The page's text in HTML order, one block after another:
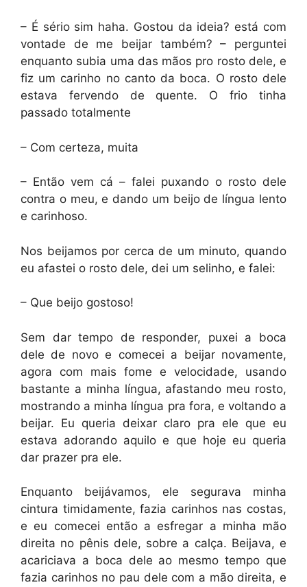
– É sério sim haha. Gostou da ideia? está com
vontade de me beijar também? – perguntei
enquanto subia uma das mãos pro rosto dele, e
fiz um carinho no canto da boca. O rosto dele
estava fervendo de quente. O frio tinha
passado totalmente
– Com certeza, muita
– Então vem cá – falei puxando o rosto dele
contra o meu, e dando um beijo de língua lento
e carinhoso.
Nos beijamos por cerca de um minuto, quando
eu afastei o rosto dele, dei um selinho, e falei:
– Que beijo gostoso!
Sem dar tempo de responder, puxei a boca
dele de novo e comecei a beijar novamente,
agora com mais fome e velocidade, usando
bastante a minha língua, afastando meu rosto,
mostrando a minha língua pra fora, e voltando a
beijar. Eu queria deixar claro pra ele que eu
estava adorando aquilo e que hoje eu queria
dar prazer pra ele.
Enquanto beijávamos, ele segurava minha
cintura timidamente, fazia carinhos nas costas,
e eu comecei então a esfregar a minha mão
direita no pênis dele, sobre a calça. Beijava, e
acariciava a boca dele ao mesmo tempo que
fazia carinhos no pau dele com a mão direita, e